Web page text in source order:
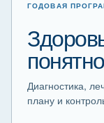
ГОДОВАЯ
Диагностика,
плану и